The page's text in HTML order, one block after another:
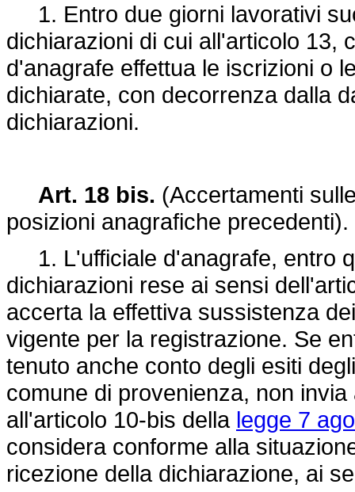
1. Entro due giorni lavorativi
dichiarazioni di cui all'articolo 13,
d'anagrafe effettua le iscrizioni o
dichiarate, con decorrenza dalla
dichiarazioni.
Art. 18 bis. (Accertamenti
posizioni anagrafiche precedenti).
1. L'ufficiale d'anagrafe, entro
dichiarazioni rese ai sensi
accerta la effettiva sussistenza
vigente per la registrazione. Se
tenuto anche conto degli esiti
comune di provenienza, non
all'articolo 10-bis della legge 7
considera conforme alla
ricezione della dichiarazione, ai